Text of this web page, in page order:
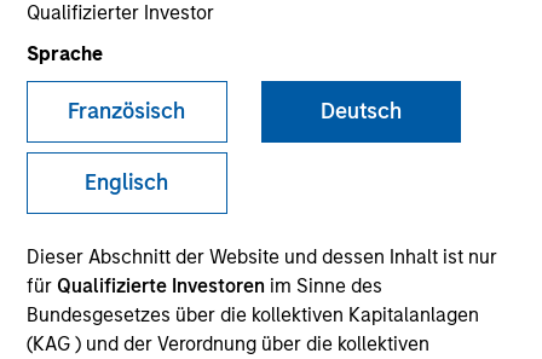
Qualifizierter Investor
Sprache
Französisch Deutsch
Englisch
Dieser Abschnitt der Website und dessen Inhalt ist nur
für Qualifizierte Investoren im Sinne des
Bundesgesetzes über die kollektiven Kapitalanlagen
(KAG ) und der Verordnung über die kollektiven
Morgan Stanley Investment
Management ist seit 50
Jahren branchenführend
und hat sich kontinuierlich
weiterentwickelt, um
Chancen in öffentlichen
und privaten Märkten für
Kunden weltweit zu nutzen.